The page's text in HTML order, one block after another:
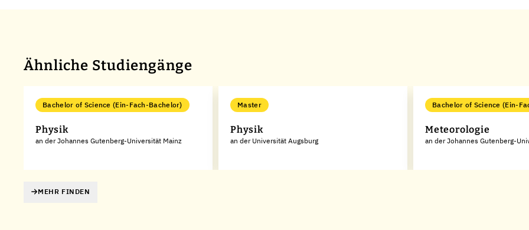
Ähnliche Studiengänge
Bachelor of Science (Ein-Fach-Bachelor)
Physik
an der Johannes Gutenberg-Universität Mainz
Master
Physik
an der Universität Augsburg
Bachelor of Science (Ein-
Meteorologie
an der Johannes Gutenberg-
MEHR FINDEN